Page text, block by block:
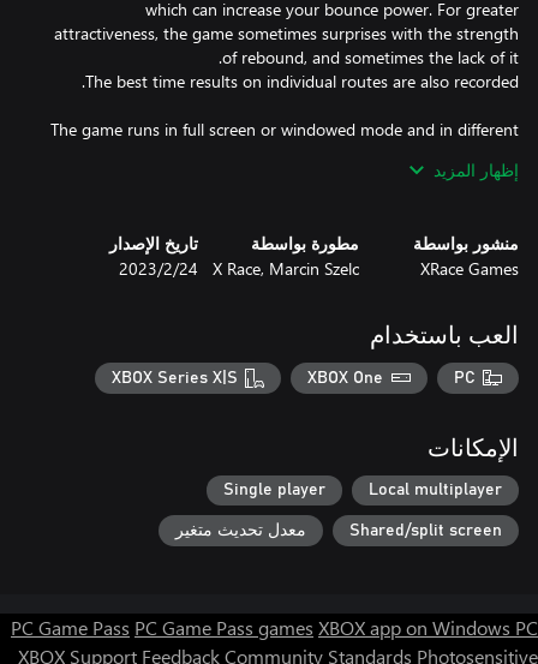
which can increase your bounce power. For greater
attractiveness, the game sometimes surprises with the strength
The game runs in full screen or windowed mode and in different
Available on Xbox One and Windows 10/11. Control with a
إظهار المزيد
منشور بواسطة
XRace Games
مطورة بواسطة
X Race, Marcin Szelc
تاريخ الإصدار
24‏/2‏/2023
العب باستخدام
PC
XBOX One
XBOX Series X|S
الإمكانات
Local multiplayer
Single player
Shared/split screen معدل تحديث متغير
PC Game Pass PC Game Pass games XBOX app on Windows PC
XBOX Support FeedbackCommunity Standards Photosensitive